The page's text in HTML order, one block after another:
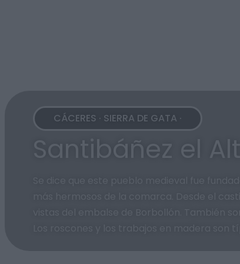
CÁCERES · SIERRA DE GATA ·
Santibáñez el Alto